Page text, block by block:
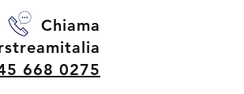
Chiama
668 0275